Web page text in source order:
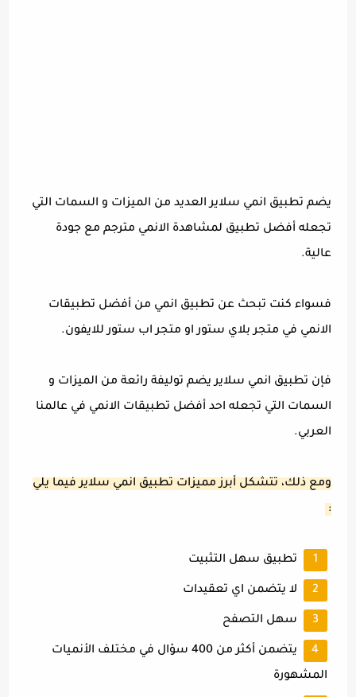
يضم تطبيق انمي سلاير العديد من الميزات و السمات التي
تجعله أفضل تطبيق لمشاهدة الانمي مترجم مع جودة
عالية.
فسواء كنت تبحث عن تطبيق انمي من أفضل تطبيقات
الانمي في متجر بلاي ستور او متجر اب ستور للايفون.
فإن تطبيق انمي سلاير يضم توليفة رائعة من الميزات و
السمات التي تجعله احد أفضل تطبيقات الانمي في عالمنا
العربي.
ومع ذلك، تتشكل أبرز مميزات تطبيق انمي سلاير فيما يلي
:
تطبيق سهل التثبيت
لا يتضمن اي تعقيدات
سهل التصفح
يتضمن أكثر من 400 سؤال في مختلف الأنميات
المشهورة